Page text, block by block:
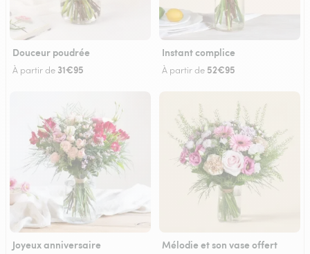
Douceur poudrée
À partir de 31€95
Instant complice
À partir de 52€95
Joyeux anniversaire Mélodie et son vase offert